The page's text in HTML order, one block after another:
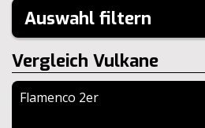
Auswahl filtern
Kaliber:
Schuss:
Steighöhe:
Brenndauer:
Vergleich Vulkane
Flamenco 2er